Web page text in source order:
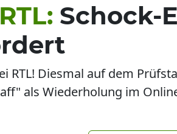
Schock-
Diesmal auf dem
als Wiederholung im